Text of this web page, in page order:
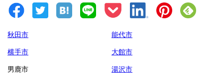
秋田市 能代市
横手市 大館市
男鹿市 湯沢市